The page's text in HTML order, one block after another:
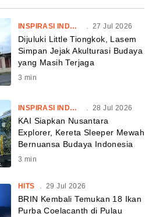
INSPIRASI INDONESIA . 27 Jul 2026
Dijuluki Little Tiongkok, Lasem
Simpan Jejak Akulturasi Budaya
yang Masih Terjaga
3 min
INSPIRASI INDONESIA . 28 Jul 2026
KAI Siapkan Nusantara
Explorer, Kereta Sleeper Mewah
Bernuansa Budaya Indonesia
3 min
HITS . 29 Jul 2026
BRIN Kembali Temukan 18 Ikan
Purba Coelacanth di Pulau